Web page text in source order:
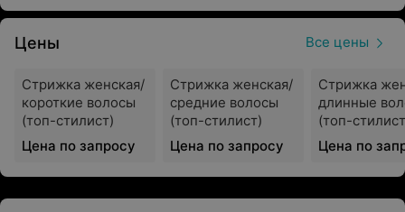
Уютный интерьер
Оформление и дизайн всех салонов сети
разделили на функциональные зоны, хорошее
освещение, удобная мебель и большие зеркала.
Клиентам предлагают выпить кофе или чай с
фирменным шоколадом.
Цены Все цены
Стрижка женская/
короткие волосы
(топ-стилист)
Цена по запросу
Стрижка женская/
средние волосы
(топ-стилист)
Цена по запросу
Стрижка
длинные
(топ-
Цена по